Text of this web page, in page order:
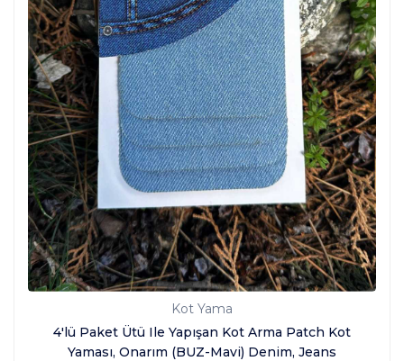
Kot Yama
4'lü Paket Ütü Ile Yapışan Kot Arma Patch Kot
Yaması, Onarım (BUZ-Mavi) Denim, Jeans